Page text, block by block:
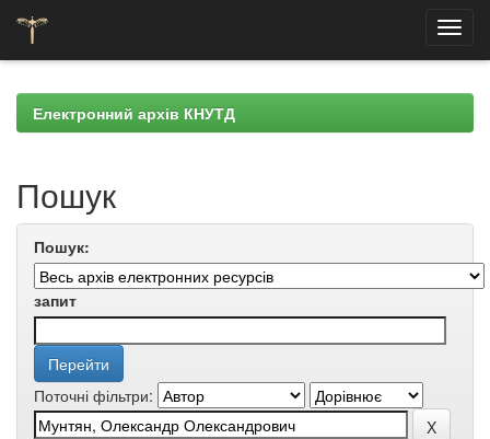
navigationЕлектронний архів КНУТД
Пошук
Пошук:
запит
Поточні фільтри: